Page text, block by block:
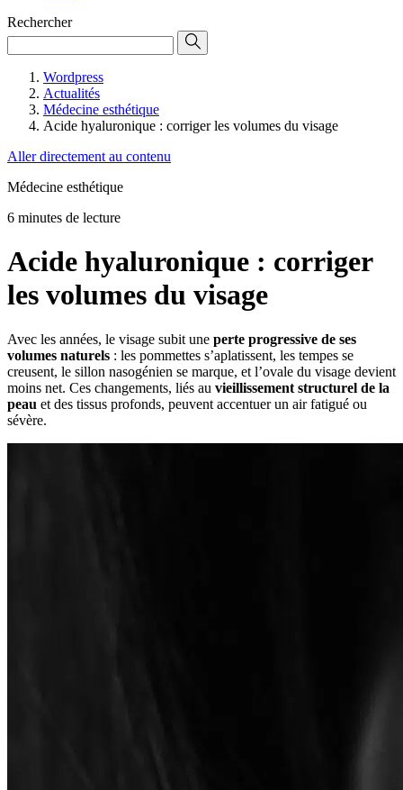
Rechercher
Wordpress
Actualités
Médecine esthétique
Acide hyaluronique : corriger les volumes du visage
Aller directement au contenu
Médecine esthétique
6 minutes de lecture
Acide hyaluronique : corriger
les volumes du visage
Avec les années, le visage subit une perte progressive de ses
volumes naturels : les pommettes s’aplatissent, les tempes se
creusent, le sillon nasogénien se marque, et l’ovale du visage devient
moins net. Ces changements, liés au vieillissement structurel de la
peau et des tissus profonds, peuvent accentuer un air fatigué ou
sévère.